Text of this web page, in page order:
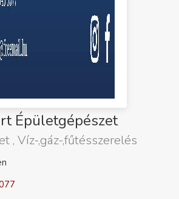
Épületgépészet
, Víz-,gáz-,fűtésszerelés